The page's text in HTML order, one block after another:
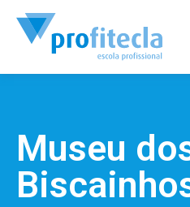
Museu